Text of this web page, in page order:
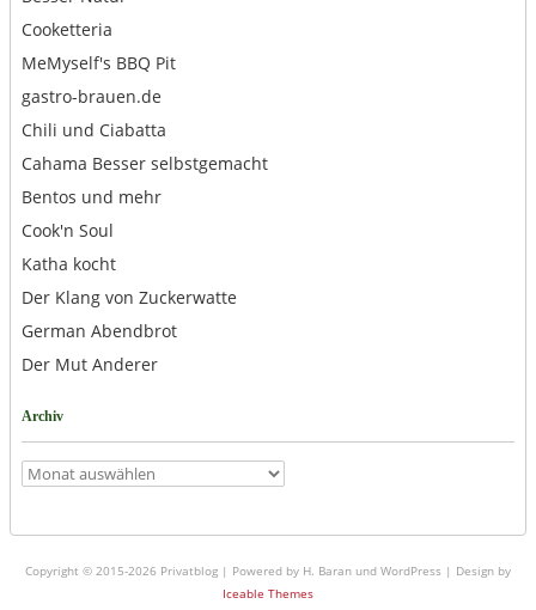
Cooketteria
MeMyself's BBQ Pit
gastro-brauen.de
Chili und Ciabatta
Cahama Besser selbstgemacht
Bentos und mehr
Cook'n Soul
Katha kocht
Der Klang von Zuckerwatte
German Abendbrot
Der Mut Anderer
Archiv
Archiv
Copyright © 2015-2026 Privatblog | Powered by H. Baran und WordPress | Design by
Iceable Themes